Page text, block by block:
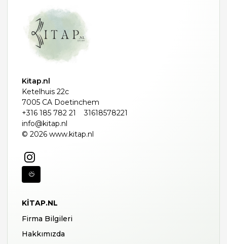
Kitap.nl
Ketelhuis 22c
7005 CA Doetinchem
+316 185 782 21
31618578221
info@kitap.nl
© 2026 www.kitap.nl
KITAP.NL
Firma Bilgileri
Hakkımızda